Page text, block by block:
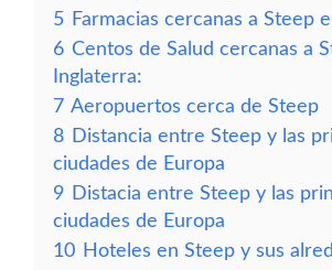
5 Farmacias cercanas a Steep
6 Centos de Salud cercanas a
Inglaterra:
7 Aeropuertos cerca de Steep
8 Distancia entre Steep y las
ciudades de Europa
9 Distacia entre Steep y las
ciudades de Europa
10 Hoteles en Steep y sus